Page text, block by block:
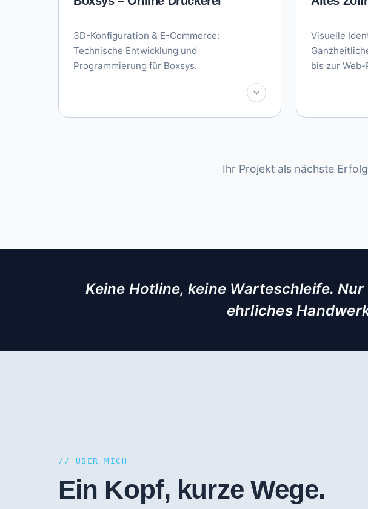
3D-Konfiguration & E-Commerce:
Technische Entwicklung und
Programmierung für Boxsys.
Visuelle
bis zur
Ihr Projekt als nächste
Keine Hotline, keine Warteschleife.
ehrliches
// ÜBER MICH
Ein Kopf, kurze Wege.